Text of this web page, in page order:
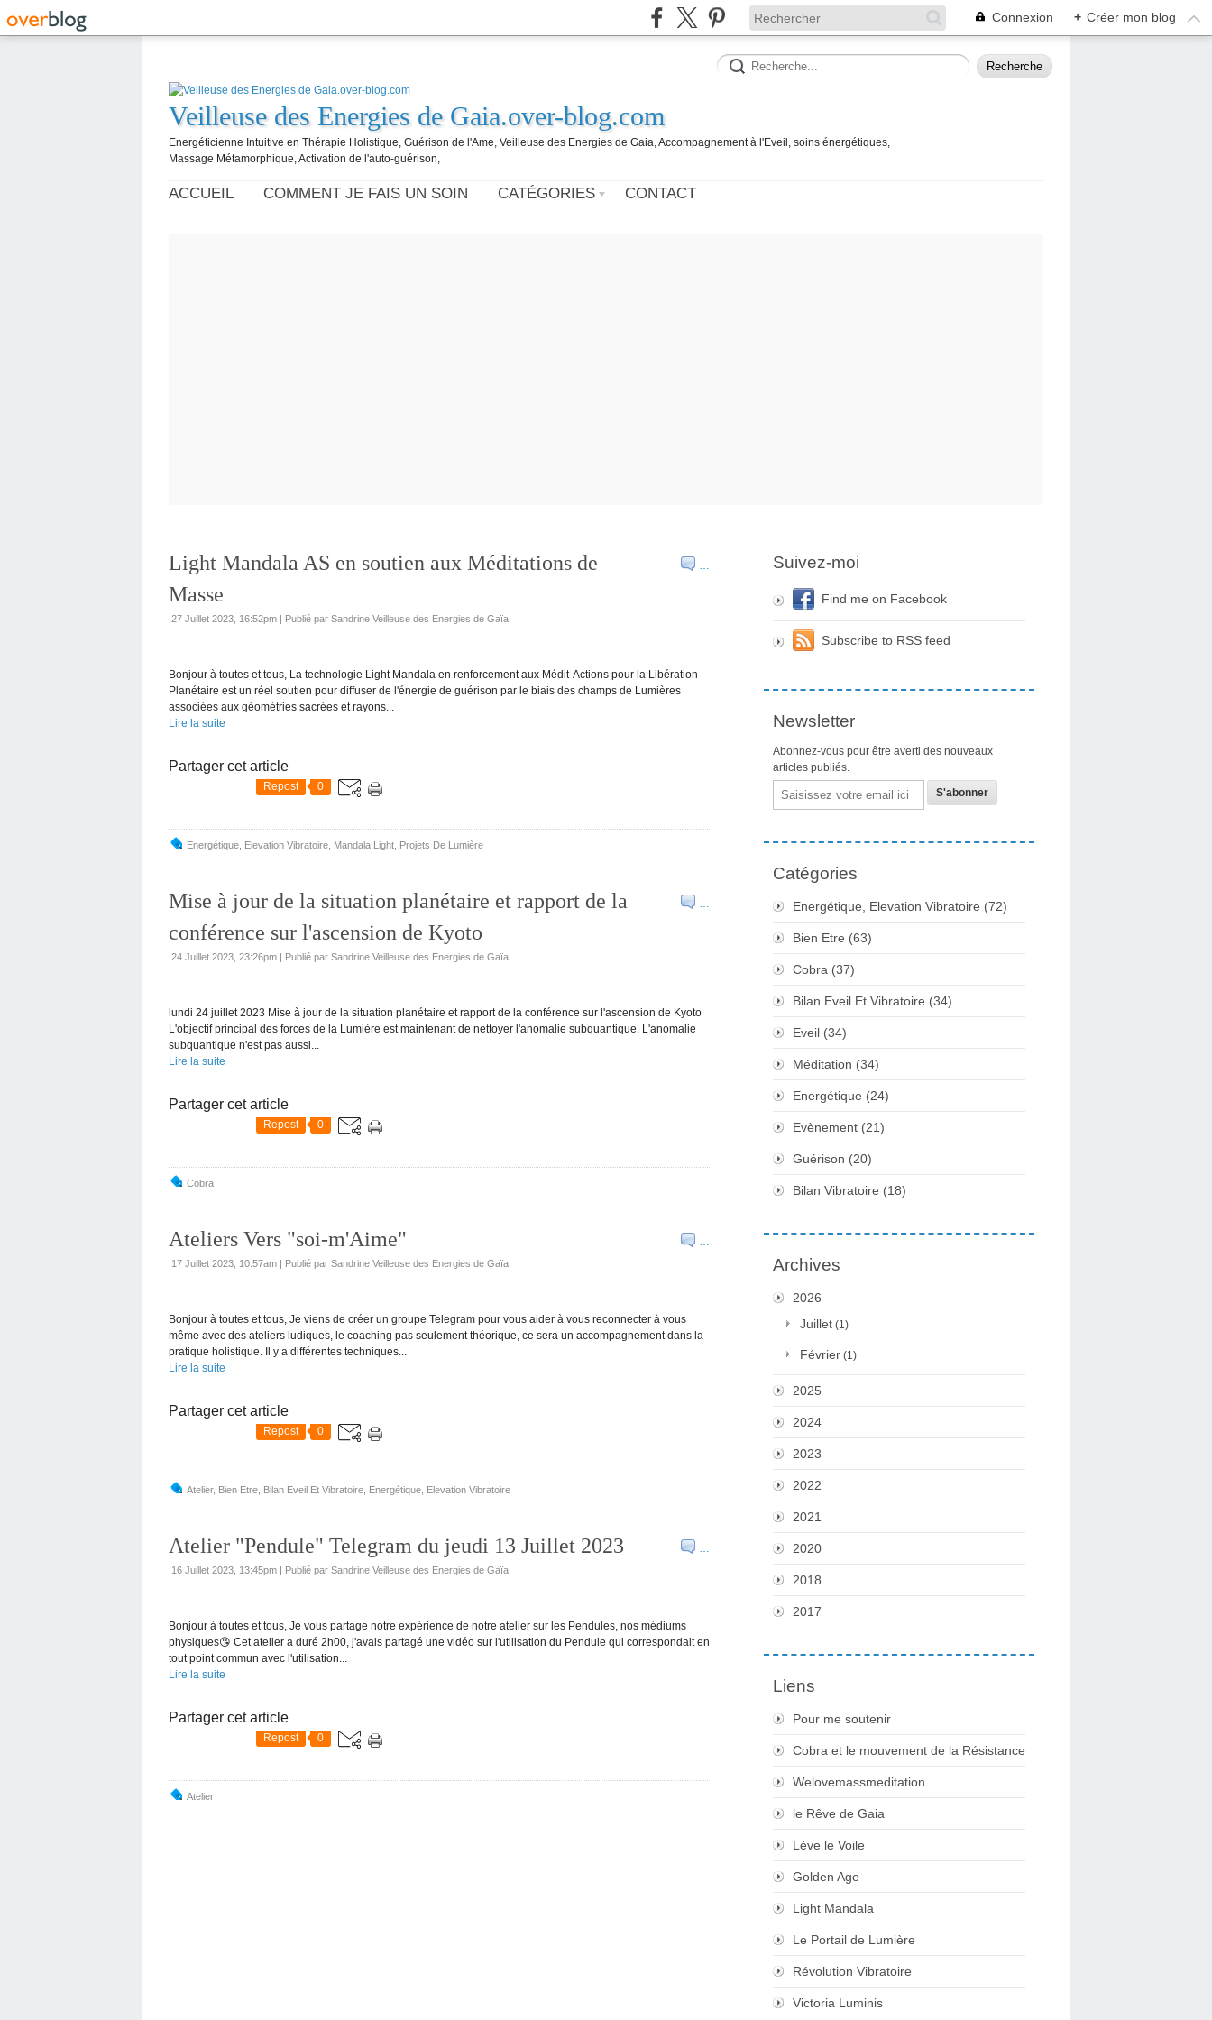
Connexion + Créer mon blog
Veilleuse des Energies de Gaia.over-blog.com
Energéticienne Intuitive en Thérapie Holistique, Guérison de l'Ame, Veilleuse des Energies de Gaia, Accompagnement à l'Eveil, soins énergétiques,
Massage Métamorphique, Activation de l'auto-guérison,
ACCUEIL COMMENT JE FAIS UN SOIN CATÉGORIES CONTACT
…
Light Mandala AS en soutien aux Méditations de
Masse
27 Juillet 2023, 16:52pm | Publié par Sandrine Veilleuse des Energies de Gaïa
Bonjour à toutes et tous, La technologie Light Mandala en renforcement aux Médit-Actions pour la Libération
Planétaire est un réel soutien pour diffuser de l'énergie de guérison par le biais des champs de Lumières
associées aux géométries sacrées et rayons...
Lire la suite
Partager cet article
Repost 0
Energétique, Elevation Vibratoire Mandala Light Projets De Lumière
…
Mise à jour de la situation planétaire et rapport de la
conférence sur l'ascension de Kyoto
24 Juillet 2023, 23:26pm | Publié par Sandrine Veilleuse des Energies de Gaïa
lundi 24 juillet 2023 Mise à jour de la situation planétaire et rapport de la conférence sur l'ascension de Kyoto
L'objectif principal des forces de la Lumière est maintenant de nettoyer l'anomalie subquantique. L'anomalie
subquantique n'est pas aussi...
Lire la suite
Partager cet article
Repost 0
Cobra
…
Ateliers Vers "soi-m'Aime"
17 Juillet 2023, 10:57am | Publié par Sandrine Veilleuse des Energies de Gaïa
Bonjour à toutes et tous, Je viens de créer un groupe Telegram pour vous aider à vous reconnecter à vous
même avec des ateliers ludiques, le coaching pas seulement théorique, ce sera un accompagnement dans la
pratique holistique. Il y a différentes techniques...
Lire la suite
Partager cet article
Repost 0
Atelier, Bien Etre Bilan Eveil Et Vibratoire Energétique, Elevation Vibratoire
…
Atelier "Pendule" Telegram du jeudi 13 Juillet 2023
16 Juillet 2023, 13:45pm | Publié par Sandrine Veilleuse des Energies de Gaïa
Bonjour à toutes et tous, Je vous partage notre expérience de notre atelier sur les Pendules, nos médiums
physiques😘 Cet atelier a duré 2h00, j'avais partagé une vidéo sur l'utilisation du Pendule qui correspondait en
tout point commun avec l'utilisation...
Lire la suite
Partager cet article
Repost 0
Atelier
Suivez-moi
Find me on Facebook
Subscribe to RSS feed
Newsletter
Abonnez-vous pour être averti des nouveaux
articles publiés.
Email
Catégories
Energétique, Elevation Vibratoire (72)
Bien Etre (63)
Cobra (37)
Bilan Eveil Et Vibratoire (34)
Eveil (34)
Méditation (34)
Energétique (24)
Evènement (21)
Guérison (20)
Bilan Vibratoire (18)
Archives
2026
Juillet (1)
Février (1)
2025
2024
2023
2022
2021
2020
2018
2017
Liens
Pour me soutenir
Cobra et le mouvement de la Résistance
Welovemassmeditation
le Rêve de Gaia
Lève le Voile
Golden Age
Light Mandala
Le Portail de Lumière
Révolution Vibratoire
Victoria Luminis